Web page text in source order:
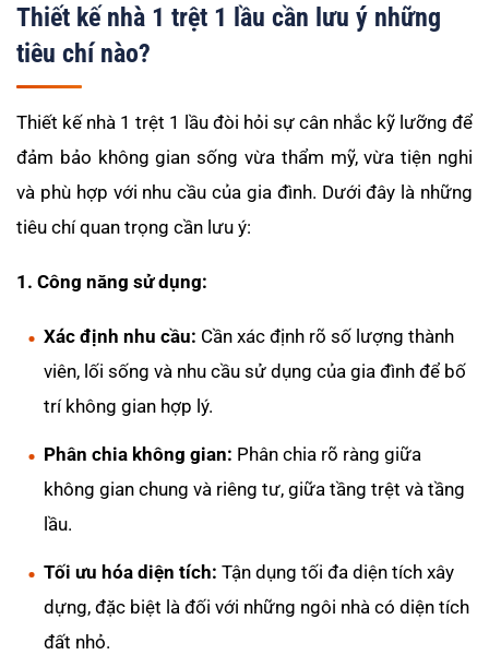
Thiết kế nhà 1 trệt 1 lầu cần lưu ý những
tiêu chí nào?
Thiết kế nhà 1 trệt 1 lầu đòi hỏi sự cân nhắc kỹ lưỡng để
đảm bảo không gian sống vừa thẩm mỹ, vừa tiện nghi
và phù hợp với nhu cầu của gia đình. Dưới đây là những
tiêu chí quan trọng cần lưu ý:
1. Công năng sử dụng:
Xác định nhu cầu: Cần xác định rõ số lượng thành
viên, lối sống và nhu cầu sử dụng của gia đình để bố
trí không gian hợp lý.
Phân chia không gian: Phân chia rõ ràng giữa
không gian chung và riêng tư, giữa tầng trệt và tầng
lầu.
Tối ưu hóa diện tích: Tận dụng tối đa diện tích xây
dựng, đặc biệt là đối với những ngôi nhà có diện tích
đất nhỏ.